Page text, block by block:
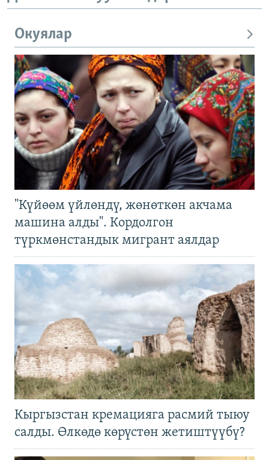
Окуялар
"Күйөөм үйлөндү, жөнөткөн акчама
машина алды". Кордолгон
түркмөнстандык мигрант аялдар
Кыргызстан кремацияга расмий тыюу
салды. Өлкөдө көрүстөн жетиштүүбү?